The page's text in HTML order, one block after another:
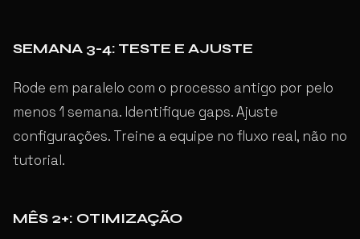
SEMANA 3-4: TESTE E AJUSTE
Rode em paralelo com o processo antigo por pelo
menos 1 semana. Identifique gaps. Ajuste
configurações. Treine a equipe no fluxo real, não no
tutorial.
MÊS 2+: OTIMIZAÇÃO